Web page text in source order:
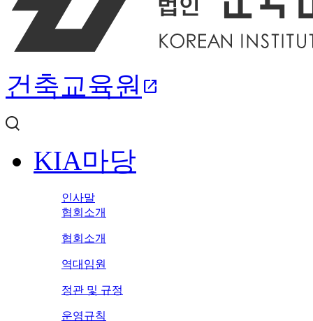
건축교육원 open_in_new
KIA마당
인사말
협회소개
협회소개
역대임원
정관 및 규정
운영규칙